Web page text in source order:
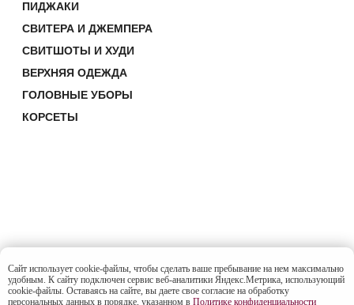
Сайт использует cookie-файлы, чтобы сделать ваше пребывание на нем максимально
удобным. К cайту подключен сервис веб-аналитики Яндекс.Метрика, использующий
cookie-файлы. Оставаясь на сайте, вы даете свое согласие на обработку
персональных данных в порядке, указанном в Политике конфиденциальности